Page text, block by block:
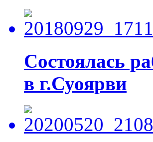
Состоялась
в г.Суоярви